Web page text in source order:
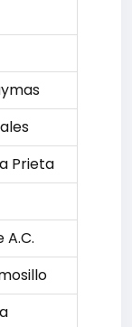
Prieta
A.C.